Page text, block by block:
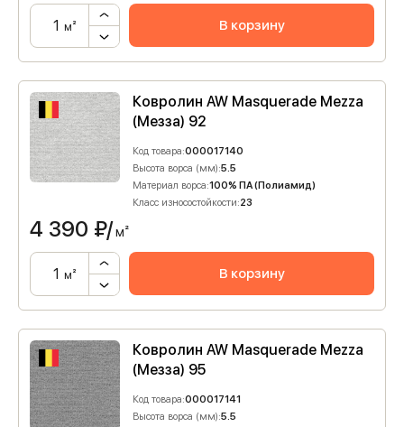
м² В корзину
Ковролин AW Masquerade Mezza
(Мезза) 92
Код товара:000017140
Высота ворса (мм):5.5
Материал ворса:100% ПА (Полиамид)
Класс износостойкости:23
4 390 ₽/м²
м² В корзину
Ковролин AW Masquerade Mezza
(Мезза) 95
Код товара:000017141
Высота ворса (мм):5.5